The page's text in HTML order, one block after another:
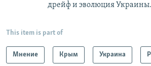
дрейф и эволюция Украины.
This item is part of
Мнение Крым Украина